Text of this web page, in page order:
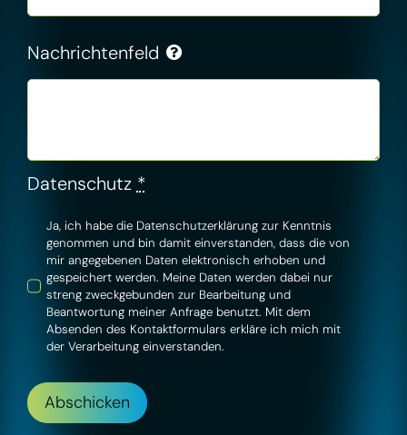
Nachrichtenfeld
Datenschutz *
Ja, ich habe die Datenschutzerklärung zur Kenntnis
genommen und bin damit einverstanden, dass die von
mir angegebenen Daten elektronisch erhoben und
gespeichert werden. Meine Daten werden dabei nur
streng zweckgebunden zur Bearbeitung und
Beantwortung meiner Anfrage benutzt. Mit dem
Absenden des Kontaktformulars erkläre ich mich mit
der Verarbeitung einverstanden.
Abschicken